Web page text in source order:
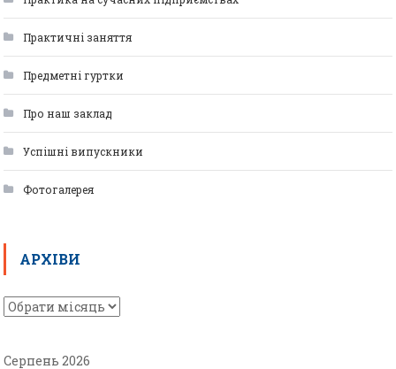
Практичні заняття
Предметні гуртки
Про наш заклад
Успішні випускники
Фотогалерея
АРХІВИ
Серпень 2026